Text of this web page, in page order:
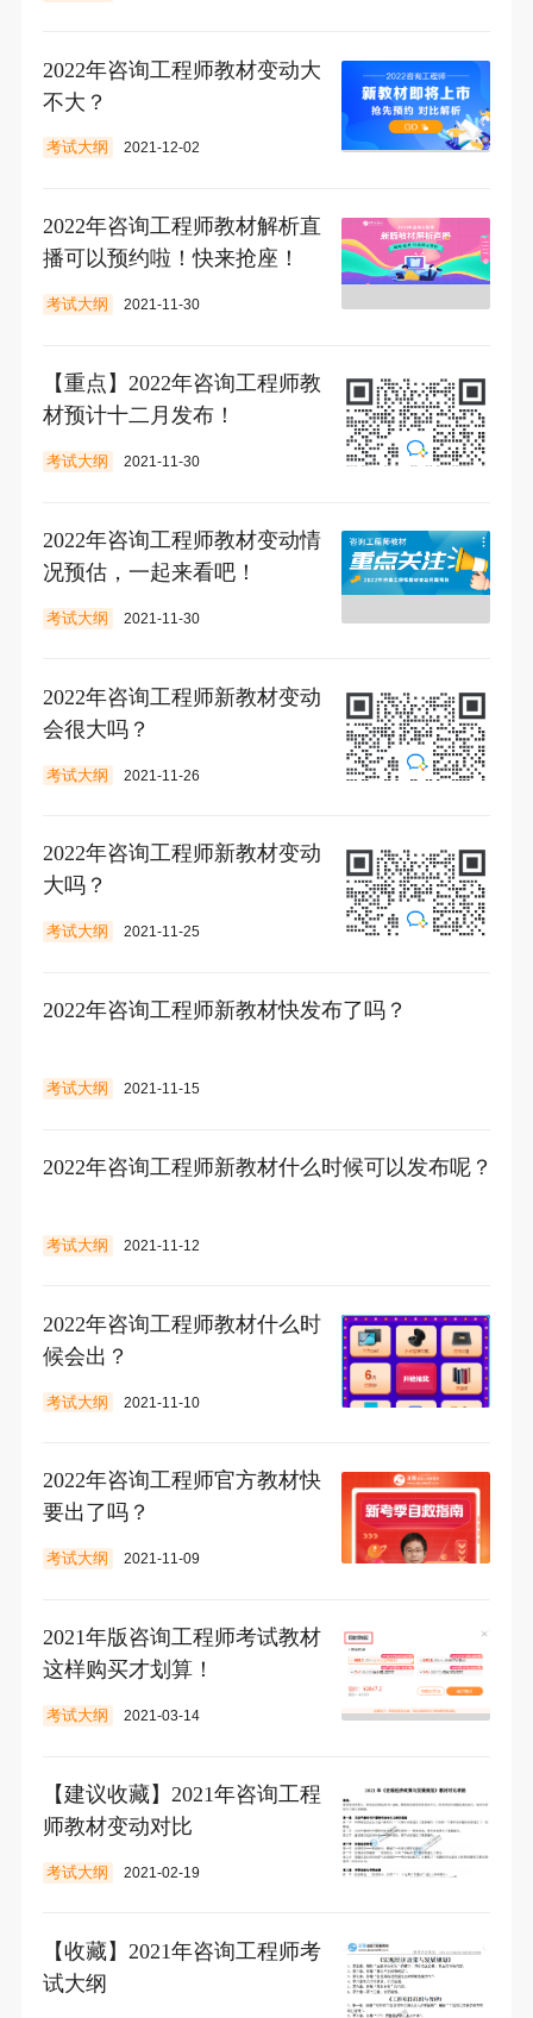
2022年咨询工程师教材变动大
不大？
考试大纲 2021-12-02
2022年咨询工程师教材解析直
播可以预约啦！快来抢座！
考试大纲 2021-11-30
【重点】2022年咨询工程师教
材预计十二月发布！
考试大纲 2021-11-30
2022年咨询工程师教材变动情
况预估，一起来看吧！
考试大纲 2021-11-30
2022年咨询工程师新教材变动
会很大吗？
考试大纲 2021-11-26
2022年咨询工程师新教材变动
大吗？
考试大纲 2021-11-25
2022年咨询工程师新教材快发布了吗？
考试大纲 2021-11-15
2022年咨询工程师新教材什么时候可以发布呢？
考试大纲 2021-11-12
2022年咨询工程师教材什么时
候会出？
考试大纲 2021-11-10
2022年咨询工程师官方教材快
要出了吗？
考试大纲 2021-11-09
2021年版咨询工程师考试教材
这样购买才划算！
考试大纲 2021-03-14
【建议收藏】2021年咨询工程
师教材变动对比
考试大纲 2021-02-19
【收藏】2021年咨询工程师考
试大纲